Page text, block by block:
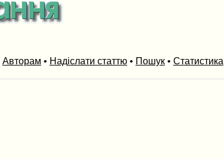
Авторам • Надіслати статтю• Пошук• Статистика